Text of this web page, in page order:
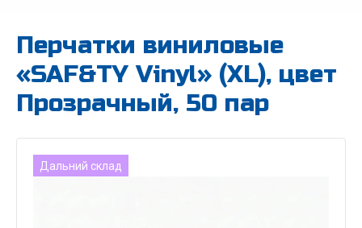
Перчатки виниловые
«SAF&TY Vinyl» (XL), цвет
Прозрачный, 50 пар
Дальний склад